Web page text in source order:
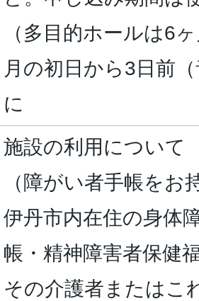
（多目的ホールは6
月の初日から3日前
に
施設の利用について
（障がい者手帳をお
伊丹市内在住の身体
帳・精神障害者保健
その介護者またはこ